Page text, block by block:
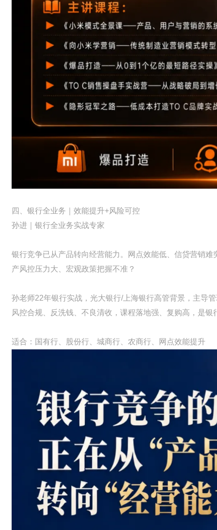
四、银行全业务｜效能提升+风险可控
孙进｜银行全业务实战专家
银行竞争已从产品转向经营能力。网点效能低、信贷营销
产风控压力大、宏观政策把握不准？
孙老师22年银行实战，光大银行/上海银行高管背景，主导
风控合规、反洗钱、不良清收，课程落地强、复购高，是银
适合：国有行、股份行、城商行、农商行、网点效能提升